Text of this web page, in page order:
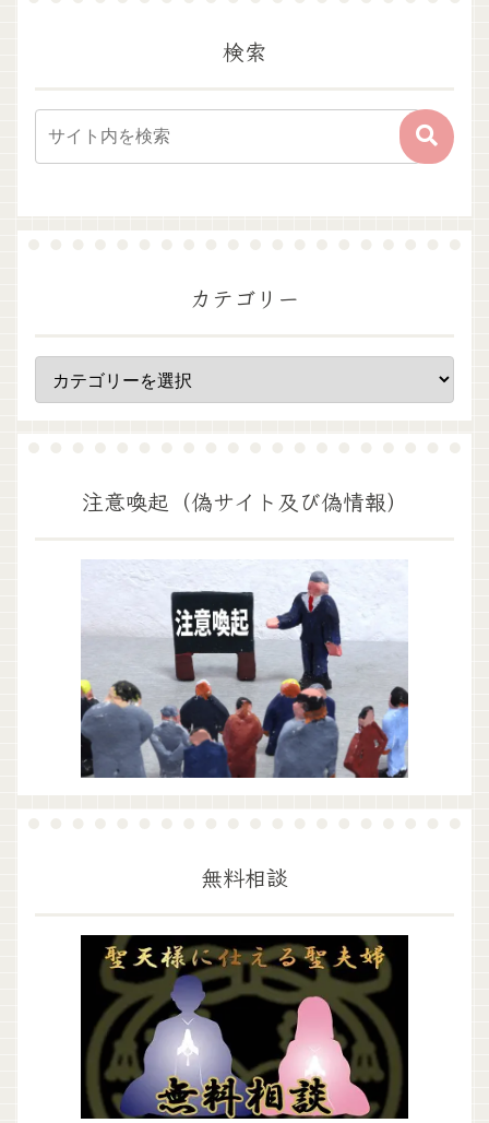
検索
カテゴリー
注意喚起（偽サイト及び偽情報）
無料相談